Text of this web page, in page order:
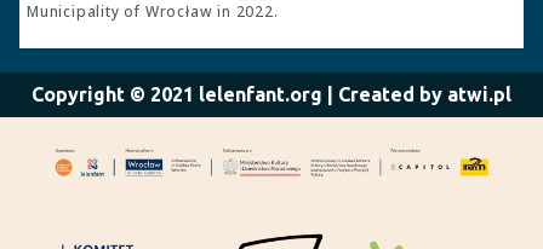
Municipality of Wrocław in 2022.
Copyright © 2021 lelenfant.org | Created by atwi.pl